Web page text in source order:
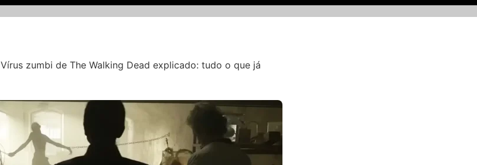
Vírus zumbi de The Walking Dead explicado: tudo o que já